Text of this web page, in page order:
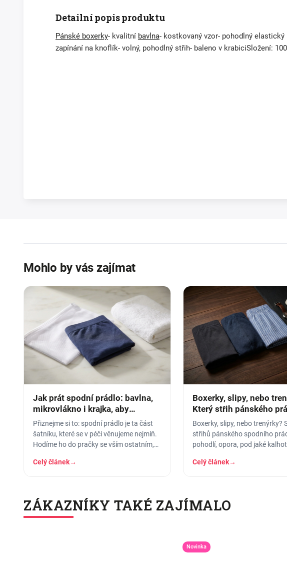
Detailní popis produktu
Pánské boxerky- kvalitní bavlna- kostkovaný vzor- pohodlný elastický
zapínání na knoflík- volný, pohodlný střih- baleno v krabiciSložení:
Mohlo by vás zajímat
Jak prát spodní prádlo: bavlna,
mikrovlákno i krajka, aby
vydrželo
Přiznejme si to: spodní prádlo je ta část
šatníku, které se v péči věnujeme nejmíň.
Hodíme ho do pračky se vším ostatním,
Celý článek→
Boxerky, slipy, nebo
Který střih pánského
vybrat
Boxerky, slipy, nebo trenýrky?
střihů pánského spodního
pohodlí, opora, pod jaké
Celý článek→
ZÁKAZNÍKY TAKÉ ZAJÍMALO
Novinka